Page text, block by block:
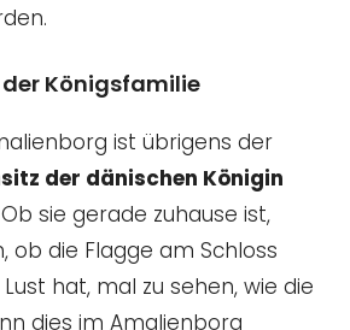
der Königsfamilie
ist übrigens der
der dänischen Königin
Ob sie gerade zuhause ist,
ob die Flagge am Schloss
hat, mal zu sehen, wie die
dies im Amalienborg